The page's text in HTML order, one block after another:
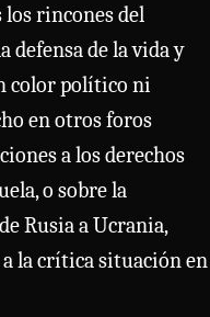
los rincones del
defensa de la vida y
color político ni
en otros foros
a los derechos
o sobre la
Rusia a Ucrania,
la crítica situación en